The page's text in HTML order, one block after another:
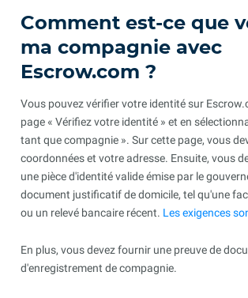
Comment est-ce que
ma compagnie avec
Escrow.com ?
Vous pouvez vérifier votre identité sur
page « Vérifiez votre identité » et en
tant que compagnie ». Sur cette page, vous
coordonnées et votre adresse. Ensuite, vous
une pièce d'identité valide émise par le
document justificatif de domicile, tel qu'une
ou un relevé bancaire récent. Les exigences
En plus, vous devez fournir une preuve de
d'enregistrement de compagnie.